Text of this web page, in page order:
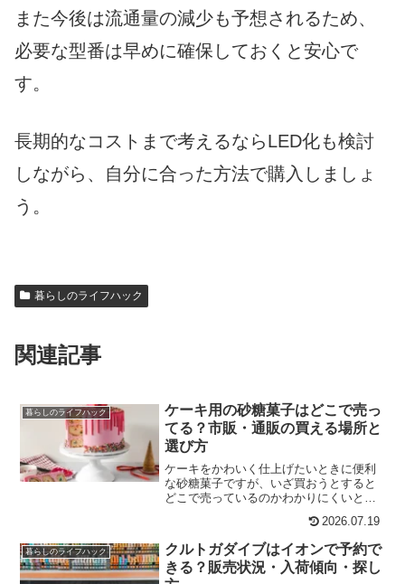
また今後は流通量の減少も予想されるため、
必要な型番は早めに確保しておくと安心で
す。
長期的なコストまで考えるならLED化も検討
しながら、自分に合った方法で購入しましょ
う。
暮らしのライフハック
関連記事
暮らしのライフハック
ケーキ用の砂糖菓子はどこで売っ
てる？市販・通販の買える場所と
選び方
ケーキをかわいく仕上げたいときに便利
な砂糖菓子ですが、いざ買おうとすると
どこで売っているのかわかりにくいと感
に置いていると思っていたのに見つから
なかったり、100均やバラエティショップ
でも売り場がわかりに...
2026.07.19
暮らしのライフハック
クルトガダイブはイオンで予約で
きる？販売状況・入荷傾向・探し